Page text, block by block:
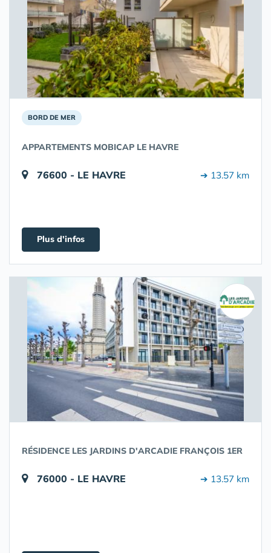
BORD DE MER
APPARTEMENTS MOBICAP LE HAVRE
76600 - LE HAVRE ➔ 13.57 km
Plus d'infos
RÉSIDENCE LES JARDINS D'ARCADIE FRANÇOIS 1ER
76000 - LE HAVRE ➔ 13.57 km